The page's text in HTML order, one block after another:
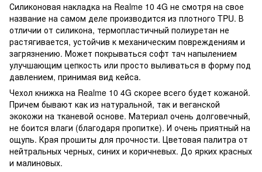
Силиконовая накладка на Realme 10 4G не смотря на свое
название на самом деле производится из плотного TPU. В
отличии от силикона, термопластичный полиуретан не
растягивается, устойчив к механическим повреждениям и
загрязнению. Может покрываться софт тач напылением
улучшающим цепкость или просто выливаться в форму под
давлением, принимая вид кейса.
Чехол книжка на Realme 10 4G скорее всего будет кожаной.
Причем бывают как из натуральной, так и веганской
экокожи на тканевой основе. Материал очень долговечный,
не боится влаги (благодаря пропитке). И очень приятный на
ощупь. Края прошиты для прочности. Цветовая палитра от
нейтральных черных, синих и коричневых. До ярких красных
и малиновых.